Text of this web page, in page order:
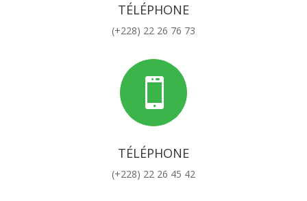
TÉLÉPHONE
(+228) 22 26 76 73

TÉLÉPHONE
(+228) 22 26 45 42